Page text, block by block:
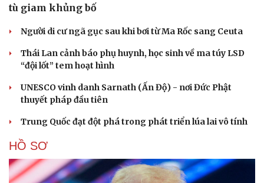
tù giam khủng bố
Người di cư ngã gục sau khi bơi từ Ma Rốc sang Ceuta
Thái Lan cảnh báo phụ huynh, học sinh về ma túy LSD
“đội lốt” tem hoạt hình
UNESCO vinh danh Sarnath (Ấn Độ) - nơi Đức Phật
thuyết pháp đầu tiên
Trung Quốc đạt đột phá trong phát triển lúa lai vô tính
HỒ SƠ